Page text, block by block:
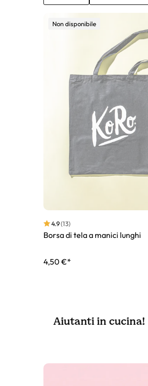
Non disponibile
4.9(13)
Borsa di tela a manici lunghi
4,50 €*
Aiutanti in cucina!